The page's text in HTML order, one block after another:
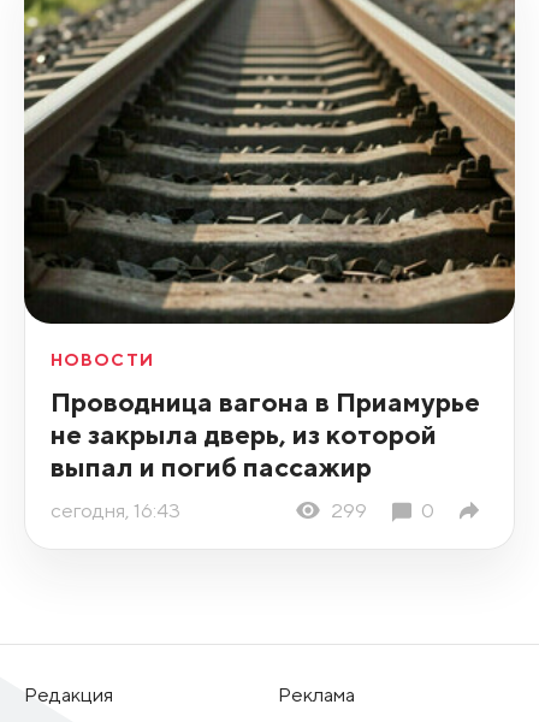
НОВОСТИ
Проводница вагона в Приамурье
не закрыла дверь, из которой
выпал и погиб пассажир
сегодня, 16:43 299 0
Редакция
Реклама